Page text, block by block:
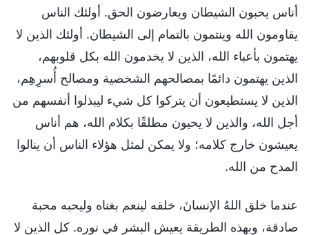
أناس يحبون الشيطان ويعارضون الحق. أولئك الناس
يقاومون الله وينتمون بالتمام إلى الشيطان. أولئك الذين لا
يهتمون بأعباء الله، الذين لا يخدمون الله بكل قلوبهم،
الذين يهتمون دائمًا بمصالحهم الشخصية ومصالح أُسرِهِم،
الذين لا يستطيعون أن يتركوا كل شيء ليبذلوا أنفسهم من
أجل الله، والذين لا يحيون مطلقًا بكلام الله، هم أناس
يعيشون خارج كلامه؛ ولا يمكن لمثل هؤلاء الناس أن ينالوا
المدح من الله.
عندما خلق اللهُ الإنسانَ، خلقه لينعم بغناه وليحبه محبة
صادقة، وبهذه الطريقة يعيش البشر في نوره. كل الذين لا